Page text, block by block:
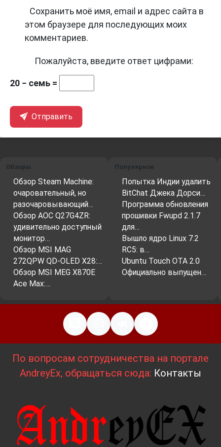
Сохранить моё имя, email и адрес сайта в
этом браузере для последующих моих
комментариев.
Пожалуйста, введите ответ цифрами:
20 − семь =
Отправить
Обзоры
Обзор Steam Machine:
очаровательный, но
разочаровывающий…
Обзор AOC Q27G4ZR:
удивительно доступный
монитор…
Обзор MSI MAG
272QPW QD-OLED X28:…
Обзор MSI MEG X870E
Ace Max:…
Популярное
Попытка Индии удалить
BitChat Джека Дорси…
Программа обновления
прошивки Fwupd 2.1.7
для…
Вышло ядро ​​Linux 7.2
RC5: в…
Ubuntu Touch OTA 2.0
Официально выпущен…
По вопросам сотрудничества на портале
AndreyEx, обращаться сюда: Контакты